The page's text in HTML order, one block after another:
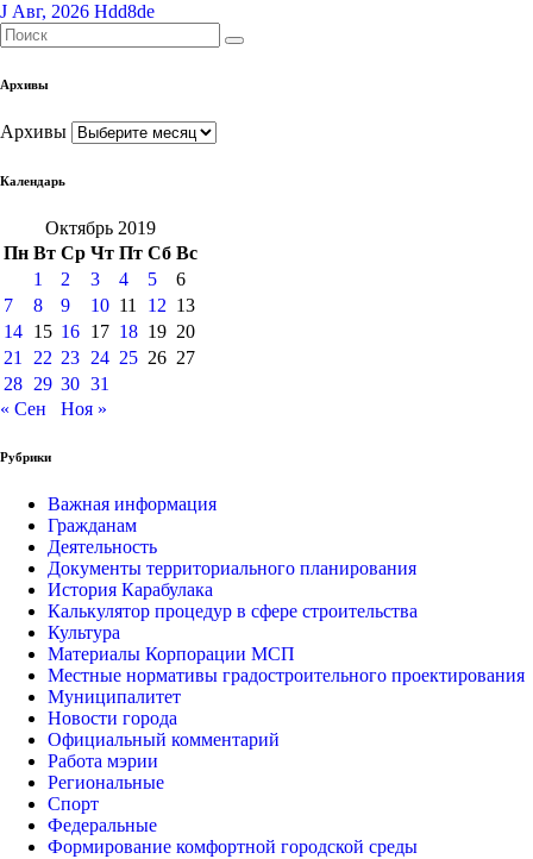
J Авг, 2026 Hdd8de
Архивы
Архивы
Календарь
Октябрь 2019
Пн Вт Ср Чт Пт Сб Вс
1
2 3 4 5
6
7
8 9 10 11 12 13
14 15 16 17 18 19 20
21
22 23 24 25 26 27
28 29 30 31
« Сен
Ноя »
Рубрики
Важная информация
Гражданам
Деятельность
Документы территориального планирования
История Карабулака
Калькулятор процедур в сфере строительства
Культура
Материалы Корпорации МСП
Местные нормативы градостроительного проектирования
Муниципалитет
Новости города
Официальный комментарий
Работа мэрии
Региональные
Спорт
Федеральные
Формирование комфортной городской среды